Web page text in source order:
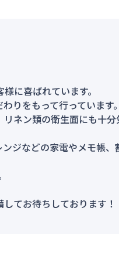
に喜ばれています。
りをもって行っています。
ネン類の衛生面にも十分
ジなどの家電やメモ帳
てお待ちしております！